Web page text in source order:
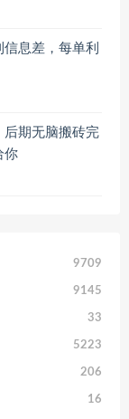
息差，每单利
后期无脑搬砖完
你
9709
9145
33
5223
206
16